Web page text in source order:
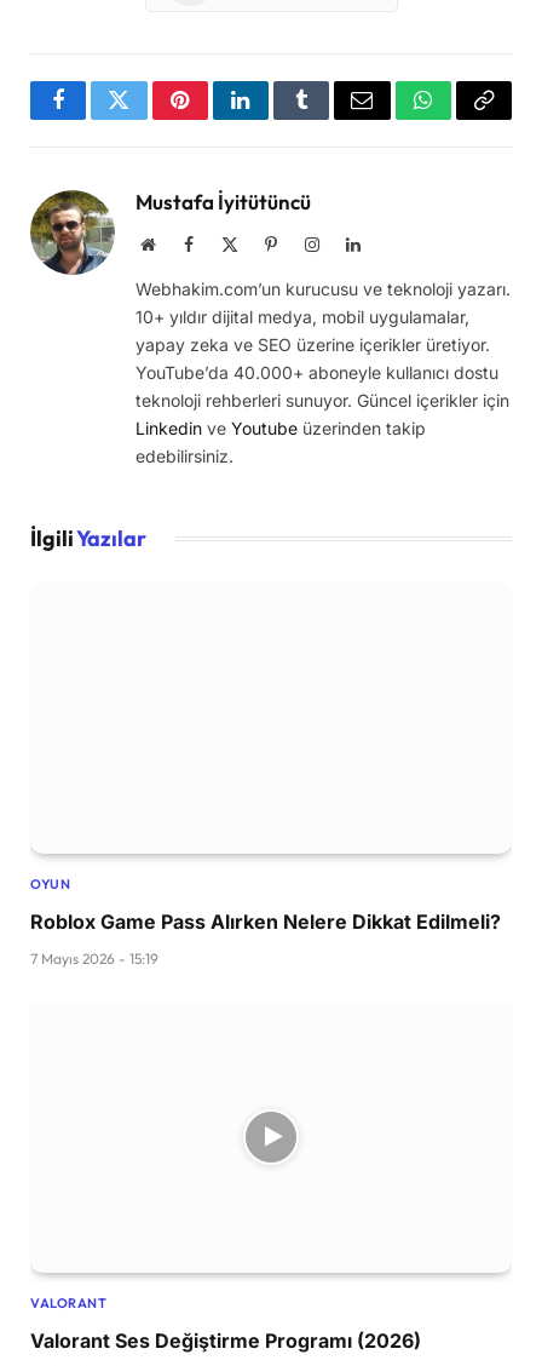
FacebookTwitterPinterestLinkedInTumblrEmail WhatsApp
Copy
Mustafa İyitütüncü
WebsiteFacebook PinterestInstagramLinkedIn
Webhakim.com’un kurucusu ve teknoloji yazarı.
10+ yıldır dijital medya, mobil uygulamalar,
yapay zeka ve SEO üzerine içerikler üretiyor.
YouTube’da 40.000+ aboneyle kullanıcı dostu
teknoloji rehberleri sunuyor. Güncel içerikler için
Linkedin ve Youtube üzerinden takip
edebilirsiniz.
İlgiliYazılar
OYUN
Roblox Game Pass Alırken Nelere Dikkat Edilmeli?
7 Mayıs 2026 - 15:19
VALORANT
Valorant Ses Değiştirme Programı (2026)